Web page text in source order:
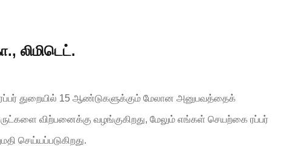
லிமிடெட்.
துறையில் 15 ஆண்டுகளுக்கும் மேலான அனுபவத்தைக்
விற்பனைக்கு வழங்குகிறது, மேலும் எங்கள் செயற்கை ரப்பர்
செய்யப்படுகிறது.